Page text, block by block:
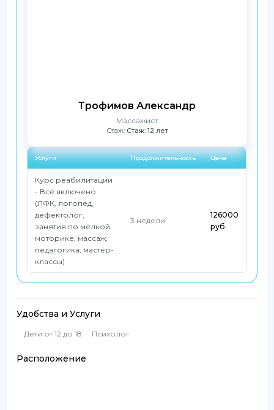
Трофимов Александр
Массажист
Стаж: Стаж: 12 лет
Услуги Продолжительность Цена
Курс реабилитации
- Всё включено
(ЛФК, логопед,
дефектолог,
занятия по мелкой
моторике, массаж,
педагогика, мастер-
классы)
3 недели
126000
руб.
Удобства и Услуги
Дети от 12 до 18 Психолог
Расположение